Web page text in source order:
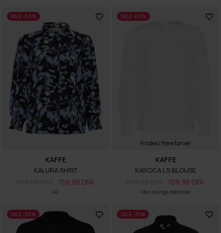
SALE -60%
40
KAFFE
KALURA SHIRT
159,98 DKK
SALE -60%
Findes i flere farver
Fås i mange størrelser
KAFFE
KAROCA LS BLOUSE
159,98 DKK
SALE -30% SALE -70%